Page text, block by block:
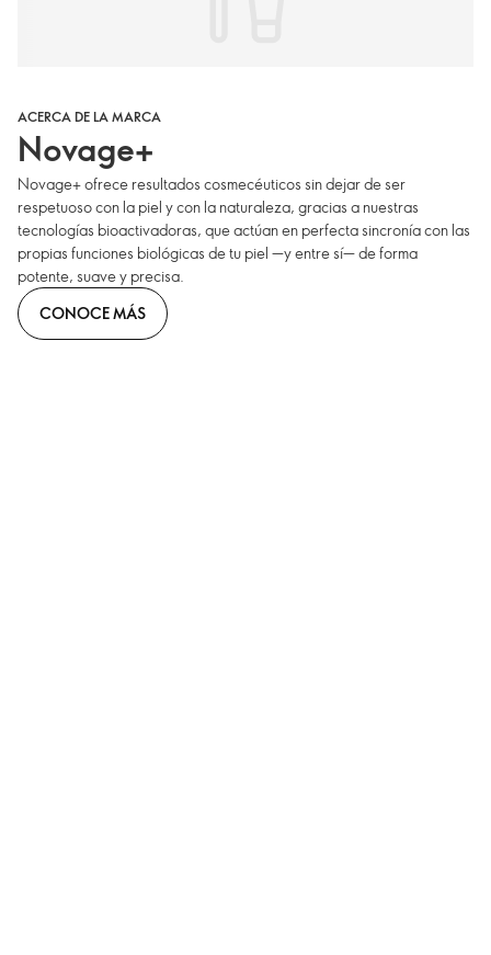
ACERCA DE LA MARCA
Novage+
Novage+ ofrece resultados cosmecéuticos sin dejar de ser
respetuoso con la piel y con la naturaleza, gracias a nuestras
tecnologías bioactivadoras, que actúan en perfecta sincronía con las
propias funciones biológicas de tu piel —y entre sí— de forma
potente, suave y precisa.
CONOCE MÁS